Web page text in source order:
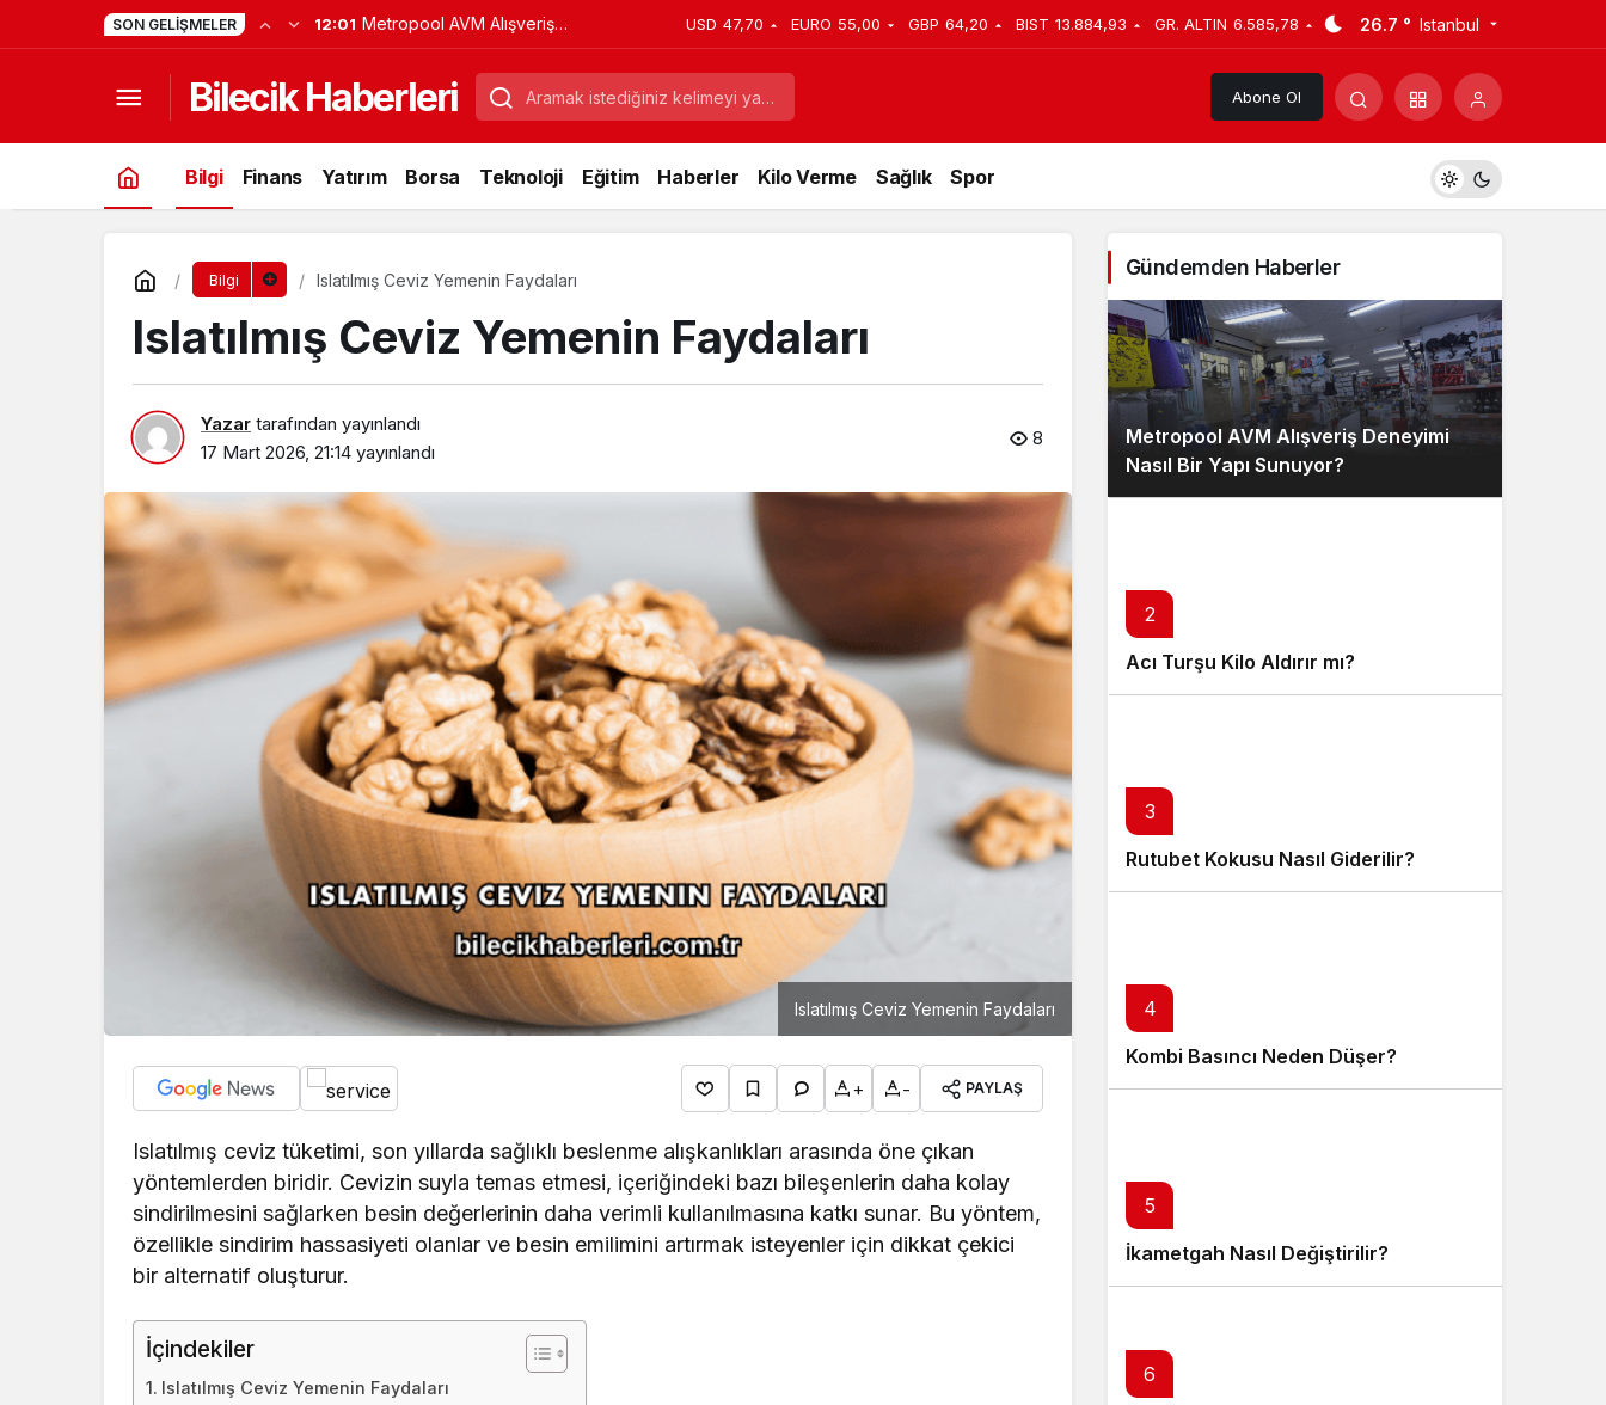
SON GELIŞMELER 22:28 Acı Turşu Kilo Aldırır mı? USD 47,70 EURO 55,00 GBP 64,20 BIST 13.884,93 GR. ALTIN 6.585,78 26.7 ° Istanbul
Bilecik Haberleri Abone Ol
Bilgi Finans Yatırım Borsa Teknoloji Eğitim Haberler Kilo Verme Sağlık Spor
Bilgi Islatılmış Ceviz Yemenin Faydaları
Islatılmış Ceviz Yemenin Faydaları
Yazar tarafından yayınlandı
17 Mart 2026, 21:14 yayınlandı
8
Islatılmış Ceviz Yemenin Faydaları
+ - PAYLAŞ
Islatılmış ceviz tüketimi, son yıllarda sağlıklı beslenme alışkanlıkları arasında öne çıkan
yöntemlerden biridir. Cevizin suyla temas etmesi, içeriğindeki bazı bileşenlerin daha kolay
sindirilmesini sağlarken besin değerlerinin daha verimli kullanılmasına katkı sunar. Bu yöntem,
özellikle sindirim hassasiyeti olanlar ve besin emilimini artırmak isteyenler için dikkat çekici
bir alternatif oluşturur.
İçindekiler
Islatılmış Ceviz Yemenin Faydaları
Gündemden Haberler
Metropool AVM Alışveriş Deneyimi
Nasıl Bir Yapı Sunuyor?
2
Acı Turşu Kilo Aldırır mı?
3
Rutubet Kokusu Nasıl Giderilir?
4
Kombi Basıncı Neden Düşer?
5
İkametgah Nasıl Değiştirilir?
6